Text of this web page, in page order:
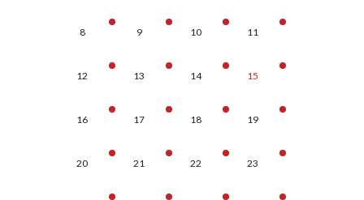
8 9 10 11
12 13 14 15
16 17 18 19
20 21 22 23